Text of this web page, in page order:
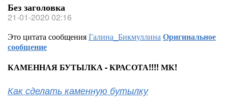
Без заголовка
21-01-2020 02:16
Это цитата сообщенияГалина_БикмуллинаОригинальное
сообщение
КАМЕННАЯ БУТЫЛКА - КРАСОТА!!!! МК!
Как сделать каменную бутылку